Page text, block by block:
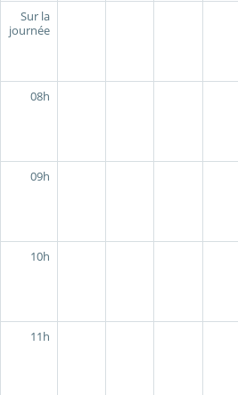
Sur la
journée
08h
09h
10h
11h